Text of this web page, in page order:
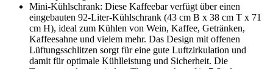
Mini-Kühlschrank: Diese Kaffeebar verfügt über einen
eingebauten 92-Liter-Kühlschrank (43 cm B x 38 cm T x 71
cm H), ideal zum Kühlen von Wein, Kaffee, Getränken,
Kaffeesahne und vielem mehr. Das Design mit offenen
Lüftungsschlitzen sorgt für eine gute Luftzirkulation und
damit für optimale Kühlleistung und Sicherheit. Die